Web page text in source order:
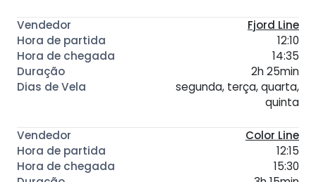
Fjord Line
12:10
14:35
2h 25min
segunda, terça, quarta,
quinta
Color Line
12:15
15:30